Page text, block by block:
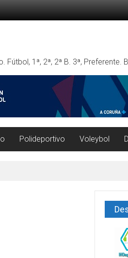
Fútbol, 1ª, 2ª, 2ª B. 3ª,
Polideportivo Voleybol